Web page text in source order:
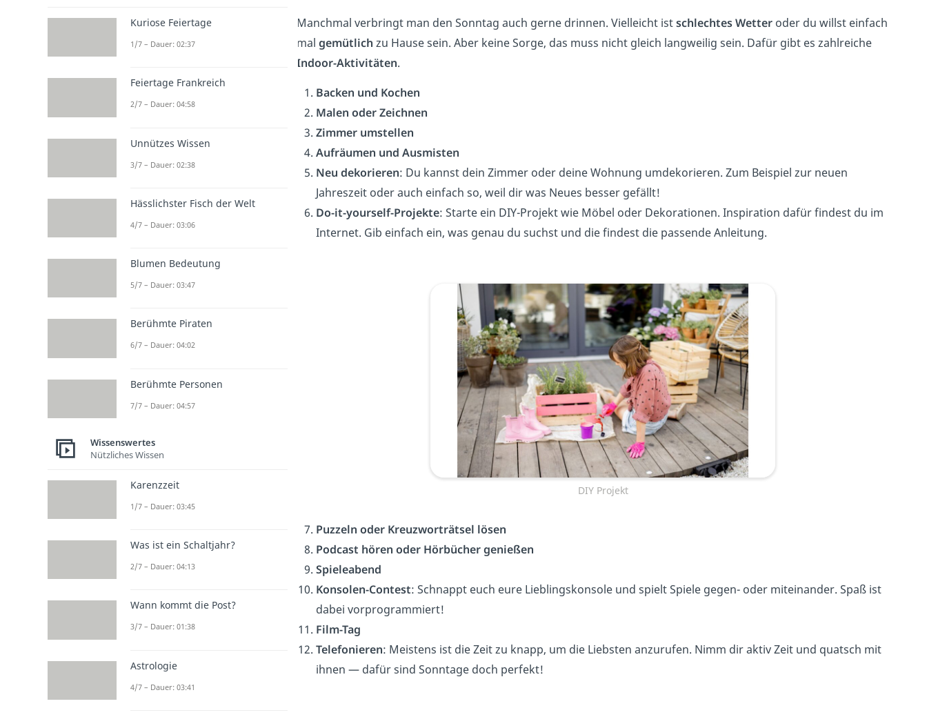
Manchmal verbringt man den Sonntag auch gerne drinnen. Vielleicht istschlechtes Wetter oder du willst einfach
mal gemütlich zu Hause sein. Aber keine Sorge, das muss nicht gleich langweilig sein. Dafür gibt es zahlreiche
Indoor-Aktivitäten.
Backen und Kochen
Malen oder Zeichnen
Zimmer umstellen
Aufräumen und Ausmisten
Neu dekorieren: Du kannst dein Zimmer oder deine Wohnung umdekorieren. Zum Beispiel zur neuen
Jahreszeit oder auch einfach so, weil dir was Neues besser gefällt!
Do-it-yourself-Projekte: Starte ein DIY-Projekt wie Möbel oder Dekorationen. Inspiration dafür findest du im
Internet. Gib einfach ein, was genau du suchst und die findest die passende Anleitung.
DIY Projekt
Puzzeln oder Kreuzworträtsel lösen
Podcast hören oder Hörbücher genießen
Spieleabend
Konsolen-Contest: Schnappt euch eure Lieblingskonsole und spielt Spiele gegen- oder miteinander. Spaß ist
dabei vorprogrammiert!
Film-Tag
Telefonieren: Meistens ist die Zeit zu knapp, um die Liebsten anzurufen. Nimm dir aktiv Zeit und quatsch mit
ihnen — dafür sind Sonntage doch perfekt!
Kuriose Feiertage
1/7 – Dauer: 02:37
Feiertage Frankreich
2/7 – Dauer: 04:58
Unnützes Wissen
3/7 – Dauer: 02:38
Hässlichster Fisch der Welt
4/7 – Dauer: 03:06
Blumen Bedeutung
5/7 – Dauer: 03:47
Berühmte Piraten
6/7 – Dauer: 04:02
Berühmte Personen
7/7 – Dauer: 04:57
Wissenswertes
Nützliches Wissen
Karenzzeit
1/7 – Dauer: 03:45
Was ist ein Schaltjahr?
2/7 – Dauer: 04:13
Wann kommt die Post?
3/7 – Dauer: 01:38
Astrologie
4/7 – Dauer: 03:41